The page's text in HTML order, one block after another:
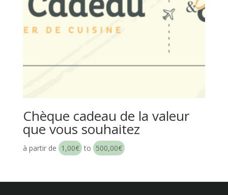
Chèque cadeau de la valeur
que vous souhaitez
à partir de 1,00€ to 500,00€